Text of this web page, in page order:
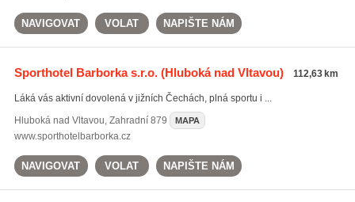
NAVIGOVAT VOLAT NAPIŠTE NÁM
Sporthotel Barborka s.r.o.(Hluboká nad Vltavou) 112,63 km
Láká vás aktivní dovolená v jižních Čechách, plná sportu i ...
Hluboká nad Vltavou, Zahradní 879 MAPA
www.sporthotelbarborka.cz
NAVIGOVAT VOLAT NAPIŠTE NÁM